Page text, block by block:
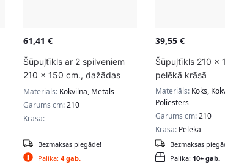
61,41 €
Šūpuļtīkls ar 2 spilveniem
210 x 150 cm., dažādas
krāsas
Materiāls: Kokvilna, Metāls
Garums cm:210
Krāsa:-
Palika: 4 gab.
Bezmaksas piegāde!
39,55€
Šūpuļtīkls 210 x
pelēkā krāsā
Materiāls: Koks,
Poliesters
Garums cm:210
Krāsa: Pelēka
Palika: 10+ gab.
Bezmaksas